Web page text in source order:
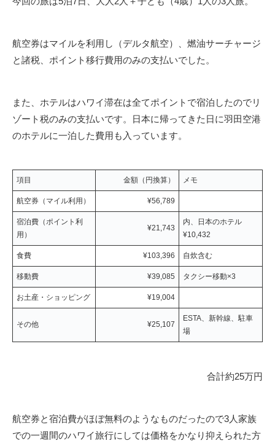
航空券はマイルを利用し（デルタ航空）、燃油サーチャージ
と諸税、ポイント移行費用のみの支払いでした。
また、ホテルはハワイ滞在は全てポイントで宿泊したのでリ
ゾート税のみの支払いです。日本に帰ってきた日に羽田空港
のホテルに一泊した費用も入っています。
項目 金額（円換算） メモ
航空券（マイル利用） ¥56,789
宿泊費（ポイント利
用）
¥21,743
内、日本のホテル
¥10,432
食費 ¥103,396 自炊含む
移動費 ¥39,085 タクシー移動×3
お土産・ショッピング ¥19,004
その他 ¥25,107
ESTA、新幹線、駐車
場
合計約25万円
航空券と宿泊費がほぼ無料のようなものだったので3人家族
での一週間のハワイ旅行にしては価格をかなり抑えられた方